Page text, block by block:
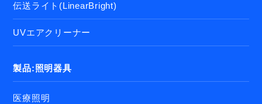
伝送ライト(LinearBright)
UVエアクリーナー
製品:照明器具
医療照明